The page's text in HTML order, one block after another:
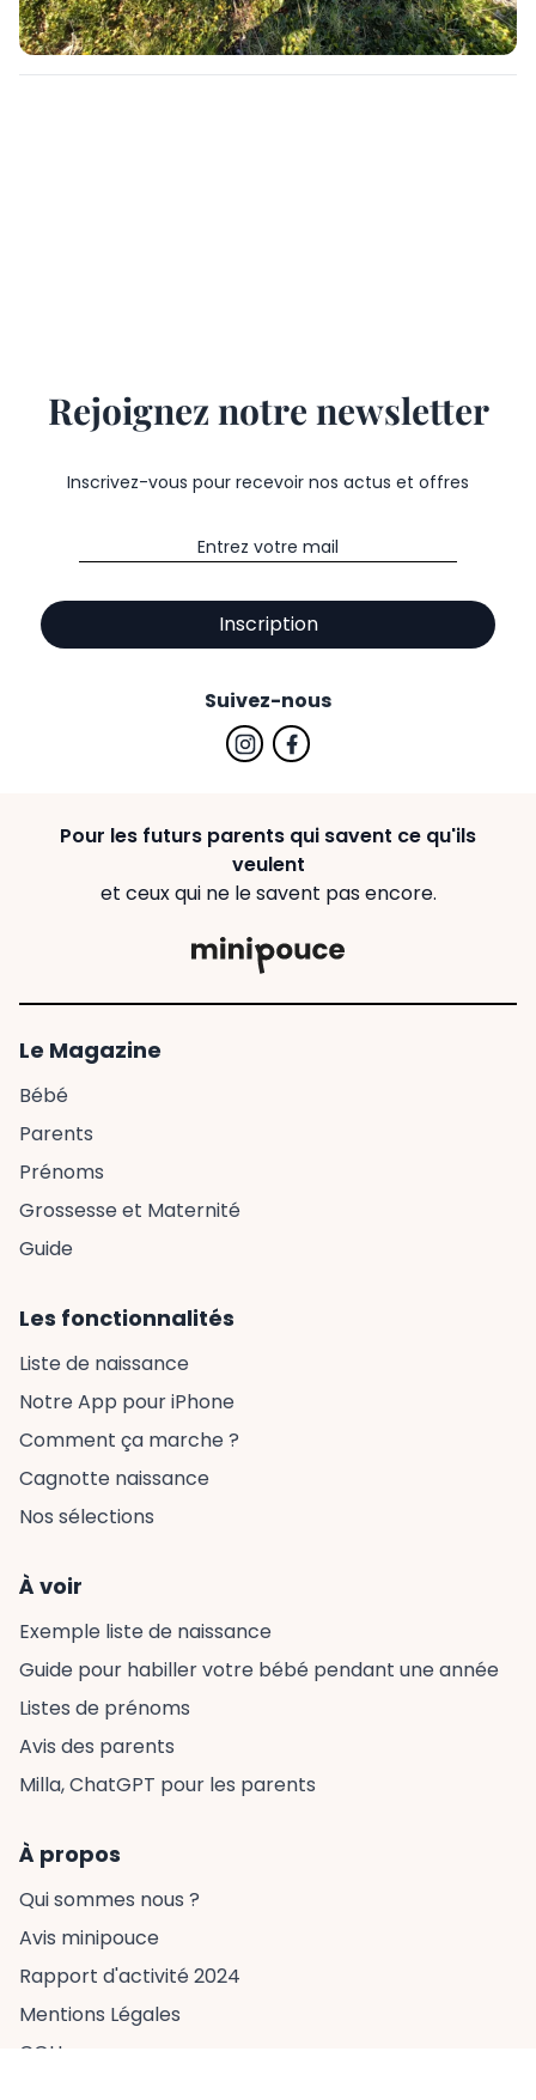
Rejoignez notre newsletter
Inscrivez-vous pour recevoir nos actus et offres
Inscription
Suivez-nous
Pour les futurs parents qui savent ce qu'ils
veulent
et ceux qui ne le savent pas encore.
Le Magazine
Bébé
Parents
Prénoms
Grossesse et Maternité
Guide
Les fonctionnalités
Liste de naissance
Notre App pour iPhone
Comment ça marche ?
Cagnotte naissance
Nos sélections
À voir
Exemple liste de naissance
Guide pour habiller votre bébé pendant une année
Listes de prénoms
Avis des parents
Milla, ChatGPT pour les parents
À propos
Qui sommes nous ?
Avis minipouce
Rapport d'activité 2024
Mentions Légales
CGU